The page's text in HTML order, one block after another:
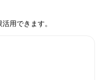
用できます。